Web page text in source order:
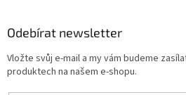
Odebírat newsletter
Vložte svůj e-mail a my vám budeme
produktech na našem e-shopu.